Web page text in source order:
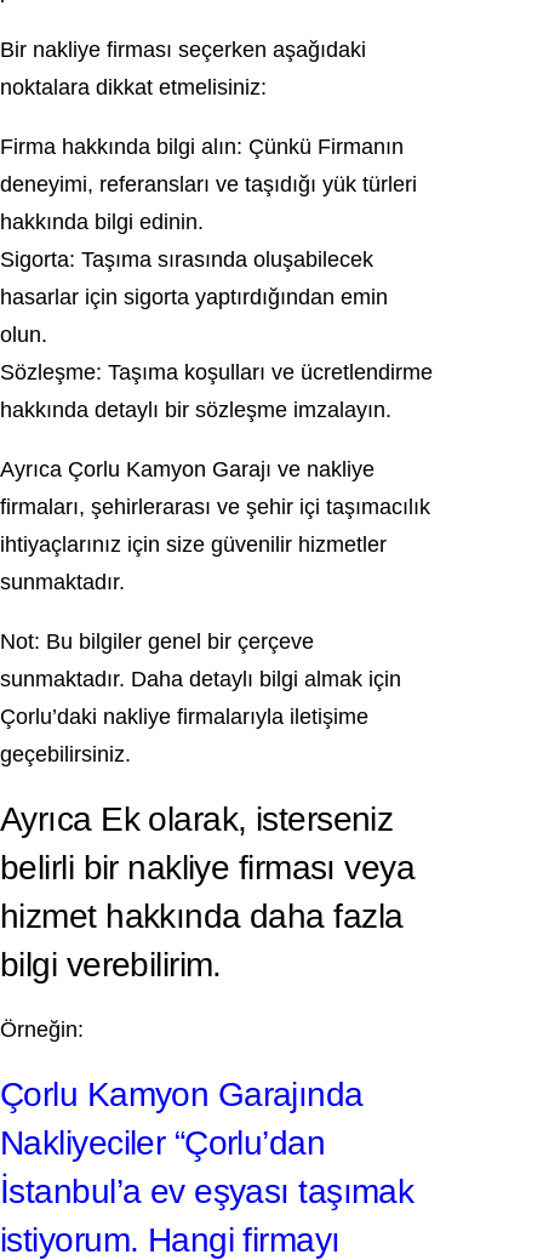
Bir nakliye firması seçerken aşağıdaki
noktalara dikkat etmelisiniz:
Firma hakkında bilgi alın: Çünkü Firmanın
deneyimi, referansları ve taşıdığı yük türleri
hakkında bilgi edinin.
Sigorta: Taşıma sırasında oluşabilecek
hasarlar için sigorta yaptırdığından emin
olun.
Sözleşme: Taşıma koşulları ve ücretlendirme
hakkında detaylı bir sözleşme imzalayın.
Ayrıca Çorlu Kamyon Garajı ve nakliye
firmaları, şehirlerarası ve şehir içi taşımacılık
ihtiyaçlarınız için size güvenilir hizmetler
sunmaktadır.
Not: Bu bilgiler genel bir çerçeve
sunmaktadır. Daha detaylı bilgi almak için
Çorlu’daki nakliye firmalarıyla iletişime
geçebilirsiniz.
Ayrıca Ek olarak, isterseniz
belirli bir nakliye firması veya
hizmet hakkında daha fazla
bilgi verebilirim.
Örneğin:
Çorlu Kamyon Garajında
Nakliyeciler “Çorlu’dan
İstanbul’a ev eşyası taşımak
istiyorum. Hangi firmayı